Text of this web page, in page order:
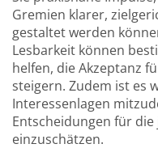
Gremien klarer,
gestaltet werden
Lesbarkeit können
helfen, die Akzeptanz
steigern. Zudem ist es
Interessenlagen
Entscheidungen für
einzuschätzen.